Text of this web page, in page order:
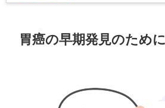
胃癌の早期発見のために